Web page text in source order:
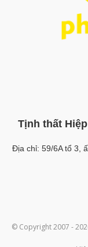
Tịnh thất
Địa chỉ: 59/6A tổ 3,
© Copyright 2007 -